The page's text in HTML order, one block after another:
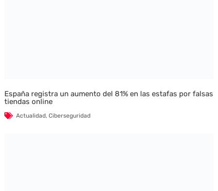
España registra un aumento del 81% en las estafas por falsas
tiendas online
Actualidad, Ciberseguridad